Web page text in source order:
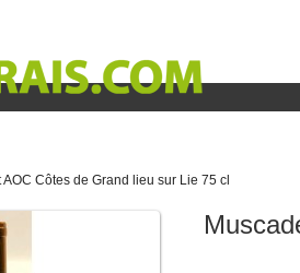
AOC Côtes de Grand lieu sur Lie 75 cl